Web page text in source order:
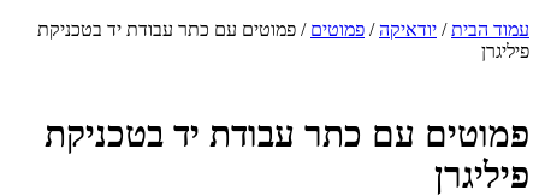
עמוד הבית/ יודאיקה/ פמוטים / פמוטים עם כתר עבודת יד בטכניקת
פיליגרן
פמוטים עם כתר עבודת יד בטכניקת
פיליגרן